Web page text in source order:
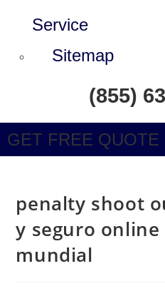
Service
Sitemap
(855)
GET FREE QUOTE
penalty shoot
y seguro
mundial